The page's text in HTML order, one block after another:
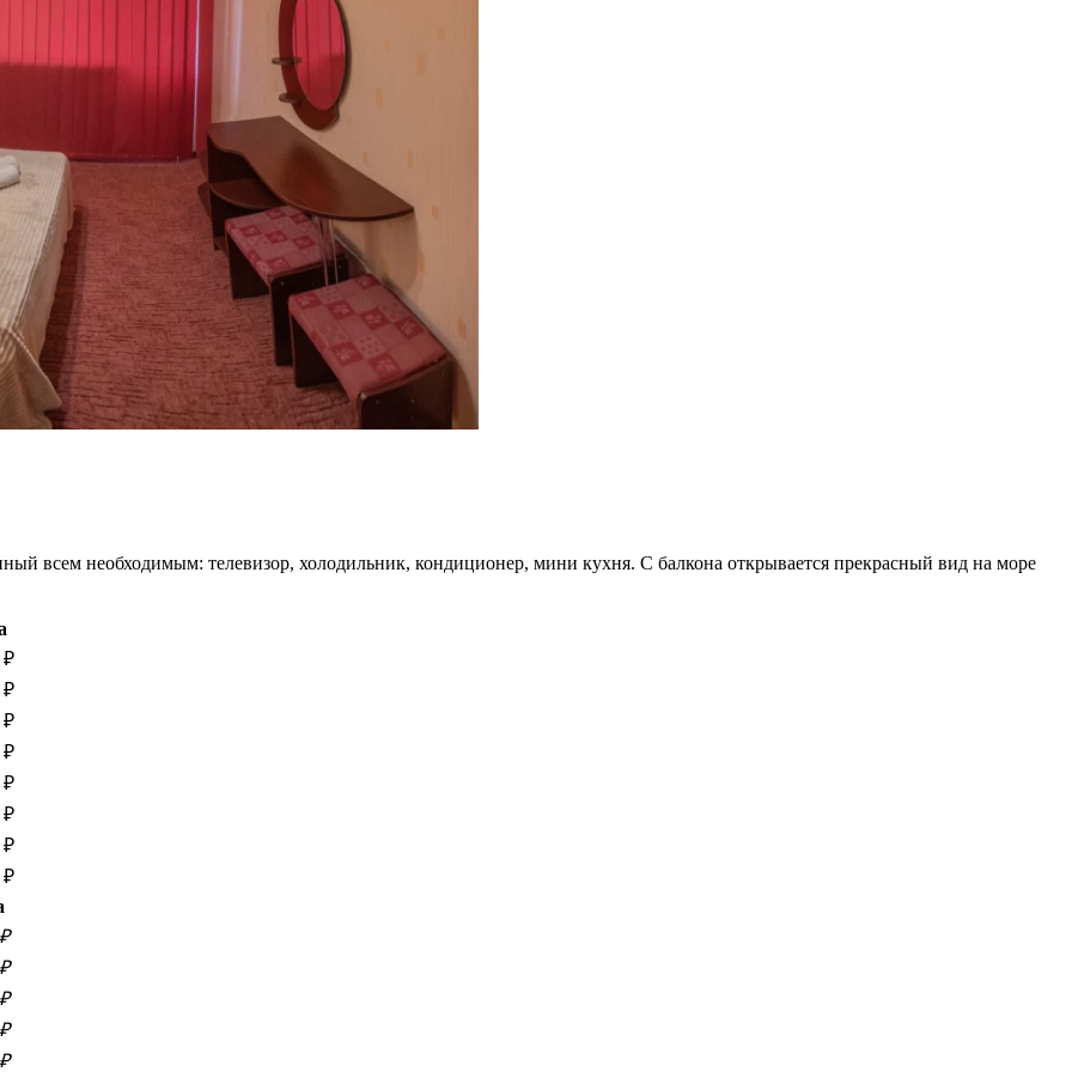
всем необходимым: телевизор, холодильник, кондиционер, мини кухня. С балкона открывается прекрасный вид на море
₽
₽
₽
₽
₽
₽
₽
₽